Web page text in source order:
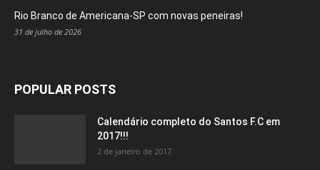
Rio Branco de Americana-SP com novas peneiras!
31 de julho de 2026
POPULAR POSTS
Calendário completo do Santos F.C em
2017!!!
2 de janeiro de 2017